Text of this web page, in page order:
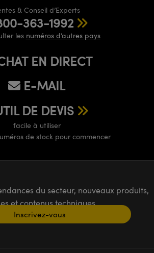
& Conseil d’Experts
363-1992
les numéros d’autres pays
EN DIRECT
E-MAIL
DE DEVIS
facile à utiliser
de stock pour commencer
du secteur, nouveaux produits,
et contenus techniques
Inscrivez-vous